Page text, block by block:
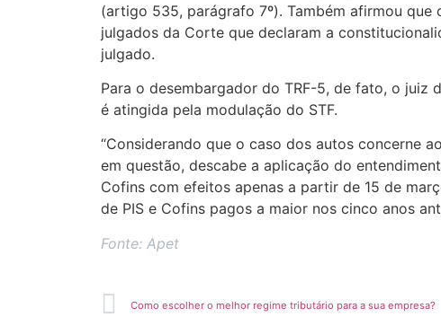
(artigo 535, parágrafo 7º). Também afirmou
julgados da Corte que declaram a
julgado.
Para o desembargador do TRF-5, de fato, o
é atingida pela modulação do STF.
“Considerando que o caso dos autos concerne
em questão, descabe a aplicação do
Cofins com efeitos apenas a partir de 15 de
de PIS e Cofins pagos a maior nos cinco anos
Fonte: Apet
Como escolher o melhor regime tributário para a sua empresa?